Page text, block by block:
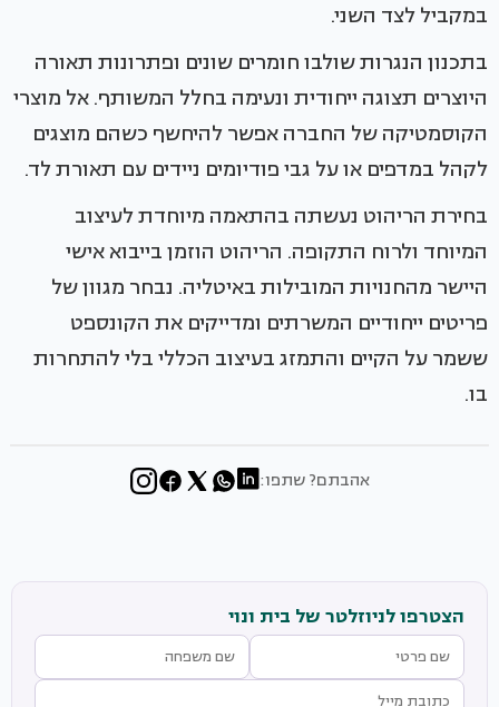
במקביל לצד השני.
בתכנון הנגרות שולבו חומרים שונים ופתרונות תאורה
היוצרים תצוגה ייחודית ונעימה בחלל המשותף. אל מוצרי
הקוסמטיקה של החברה אפשר להיחשף כשהם מוצגים
לקהל במדפים או על גבי פודיומים ניידים עם תאורת לד.
בחירת הריהוט נעשתה בהתאמה מיוחדת לעיצוב
המיוחד ולרוח התקופה. הריהוט הוזמן בייבוא אישי
היישר מהחנויות המובילות באיטליה. נבחר מגוון של
פריטים ייחודיים המשרתים ומדייקים את הקונספט
ששמר על הקיים והתמזג בעיצוב הכללי בלי להתחרות
בו.
אהבתם? שתפו:
הצטרפו לניוזלטר של בית ונוי